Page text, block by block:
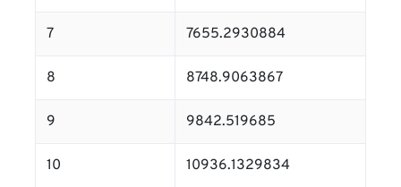
7 7655.2930884
8 8748.9063867
9 9842.519685
10 10936.1329834